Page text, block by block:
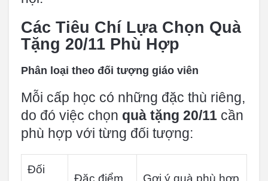
Các Tiêu Chí Lựa Chọn Quà
Tặng 20/11 Phù Hợp
Phân loại theo đối tượng giáo viên
Mỗi cấp học có những đặc thù riêng,
do đó việc chọn quà tặng 20/11 cần
phù hợp với từng đối tượng:
Đối